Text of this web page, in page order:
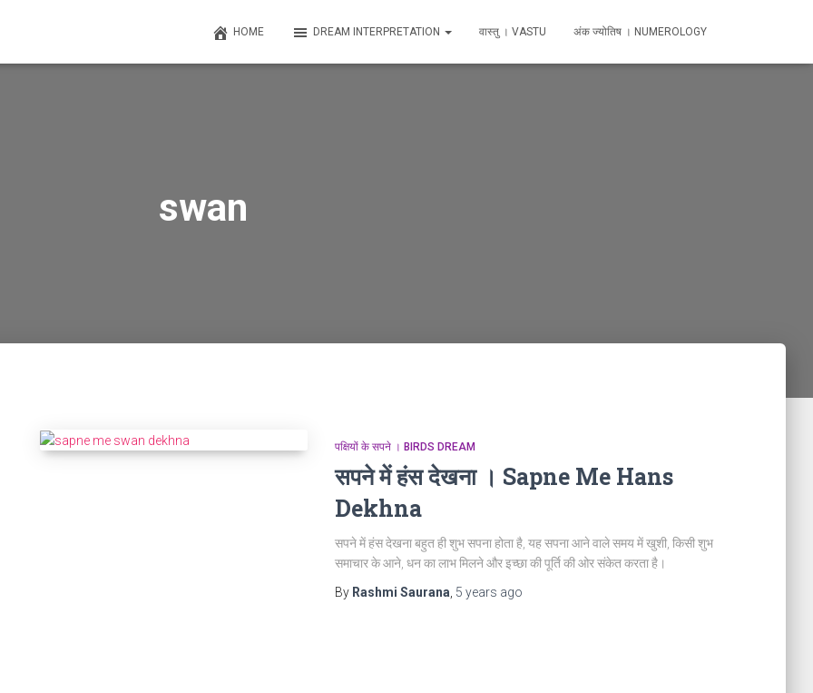
HOME DREAM INTERPRETATION वास्तु । VASTU अंक ज्योतिष । NUMEROLOGY
swan
पक्षियों के सपने । BIRDS DREAM
सपने में हंस देखना । Sapne Me Hans
Dekhna
सपने में हंस देखना बहुत ही शुभ सपना होता है, यह सपना आने वाले समय में खुशी, किसी शुभ
समाचार के आने, धन का लाभ मिलने और इच्छा की पूर्ति की ओर संकेत करता है।
By Rashmi Saurana 5 years ago